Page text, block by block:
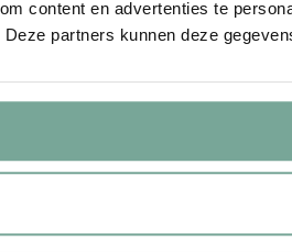
content en advertenties te
partners kunnen deze